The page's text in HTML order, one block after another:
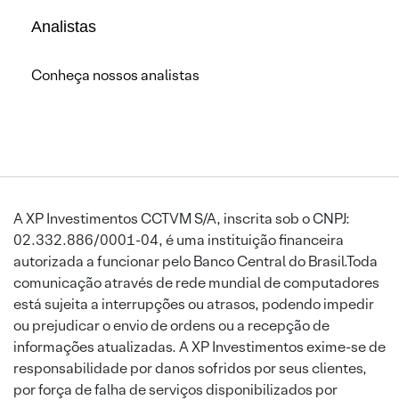
Analistas
Conheça nossos analistas
A XP Investimentos CCTVM S/A, inscrita sob o CNPJ:
02.332.886/0001-04, é uma instituição financeira
autorizada a funcionar pelo Banco Central do Brasil.Toda
comunicação através de rede mundial de computadores
está sujeita a interrupções ou atrasos, podendo impedir
ou prejudicar o envio de ordens ou a recepção de
informações atualizadas. A XP Investimentos exime-se de
responsabilidade por danos sofridos por seus clientes,
por força de falha de serviços disponibilizados por